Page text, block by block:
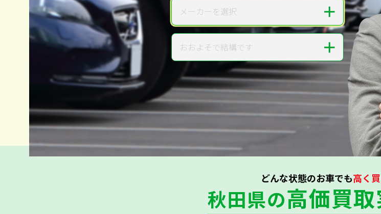
電話か出張か、高い方の査定を提案。
だから高価買取!
メーカー メーカーを選択 ＋ 車種
年式 おおよそで結構です ＋ 走行
無料で査定する
どんな状態のお車でも高く
秋田県の高価買